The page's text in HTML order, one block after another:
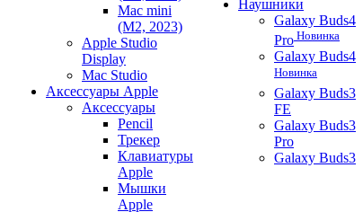
Mac mini
(M2, 2023)
Apple Studio
Display
Mac Studio
Аксессуары Apple
Аксессуары
Pencil
Трекер
Клавиатуры
Apple
Мышки
Apple
Наушники
Galaxy Buds4
Pro Новинка
Galaxy Buds4
Новинка
Galaxy Buds3
FE
Galaxy Buds3
Pro
Galaxy Buds3